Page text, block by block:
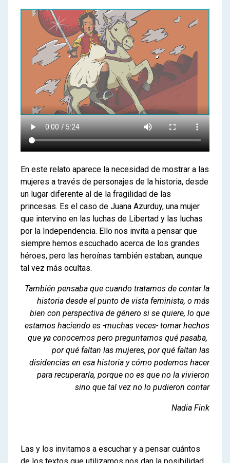
En este relato aparece la necesidad de mostrar a las
mujeres a través de personajes de la historia, desde
un lugar diferente al de la fragilidad de las
princesas. Es el caso de Juana Azurduy, una mujer
que intervino en las luchas de Libertad y las luchas
por la Independencia. Ello nos invita a pensar que
siempre hemos escuchado acerca de los grandes
héroes, pero las heroínas también estaban, aunque
tal vez más ocultas.
También pensaba que cuando tratamos de contar la
historia desde el punto de vista feminista, o más
bien con perspectiva de género si se quiere, lo que
estamos haciendo es -muchas veces- tomar hechos
que ya conocemos pero preguntarnos qué pasaba,
por qué faltan las mujeres, por qué faltan las
disidencias en esa historia y cómo podemos hacer
para recuperarla, porque no es que no la vivieron
sino que tal vez no lo pudieron contar
Nadia Fink
Las y los invitamos a escuchar y a pensar cuántos